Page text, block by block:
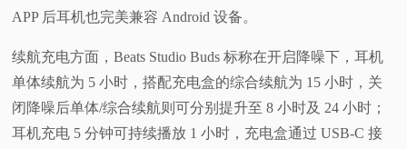
APP 后耳机也完美兼容 Android 设备。
续航充电方面，Beats Studio Buds 标称在开启降噪下，耳机
单体续航为 5 小时，搭配充电盒的综合续航为 15 小时，关
闭降噪后单体/综合续航则可分别提升至 8 小时及 24 小时；
耳机充电 5 分钟可持续播放 1 小时，充电盒通过 USB-C 接